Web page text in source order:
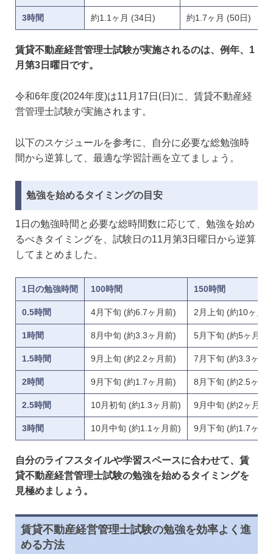
3時間 約1.1ヶ月 (34日) 約1.7ヶ月 (50日)
賃貸不動産経営管理士試験が実施されるのは、例年、1
月第3日曜日です。
令和6年度(2024年度)は11月17日(日)に、賃貸不動産経
営管理士試験が実施されます。
以下のスケジュールを参考に、自分に必要な総勉強時
間から逆算して、最適な学習計画を立てましょう。
勉強を始めるタイミングの目安
1日の勉強時間と必要な総時間数に応じて、勉強を始め
るべきタイミングを、試験日の11月第3日曜日から逆算
してまとめました。
1日の勉強時間 100時間 150時間
0.5時間 4月下旬 (約6.7ヶ月前) 2月上旬 (約10ヶ月
1時間 8月中旬 (約3.3ヶ月前) 5月下旬 (約5ヶ月前)
1.5時間 9月上旬 (約2.2ヶ月前) 7月下旬 (約3.3ヶ月
2時間 9月下旬 (約1.7ヶ月前) 8月下旬 (約2.5ヶ月
2.5時間 10月初旬 (約1.3ヶ月前) 9月中旬 (約2ヶ月前)
3時間 10月中旬 (約1.1ヶ月前) 9月下旬 (約1.7ヶ月
自分のライフスタイルや学習スペースに合わせて、賃
貸不動産経営管理士試験の勉強を始めるタイミングを
見極めましょう。
賃貸不動産経営管理士試験の勉強を効率よく進
める方法